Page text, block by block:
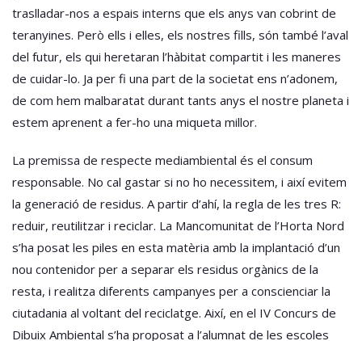
traslladar-nos a espais interns que els anys van cobrint de
teranyines. Però ells i elles, els nostres fills, són també l’aval
del futur, els qui heretaran l’hàbitat compartit i les maneres
de cuidar-lo. Ja per fi una part de la societat ens n’adonem,
de com hem malbaratat durant tants anys el nostre planeta i
estem aprenent a fer-ho una miqueta millor.
La premissa de respecte mediambiental és el consum
responsable. No cal gastar si no ho necessitem, i així evitem
la generació de residus. A partir d’ahí, la regla de les tres R:
reduir, reutilitzar i reciclar. La Mancomunitat de l’Horta Nord
s’ha posat les piles en esta matèria amb la implantació d’un
nou contenidor per a separar els residus orgànics de la
resta, i realitza diferents campanyes per a conscienciar la
ciutadania al voltant del reciclatge. Així, en el IV Concurs de
Dibuix Ambiental s’ha proposat a l’alumnat de les escoles